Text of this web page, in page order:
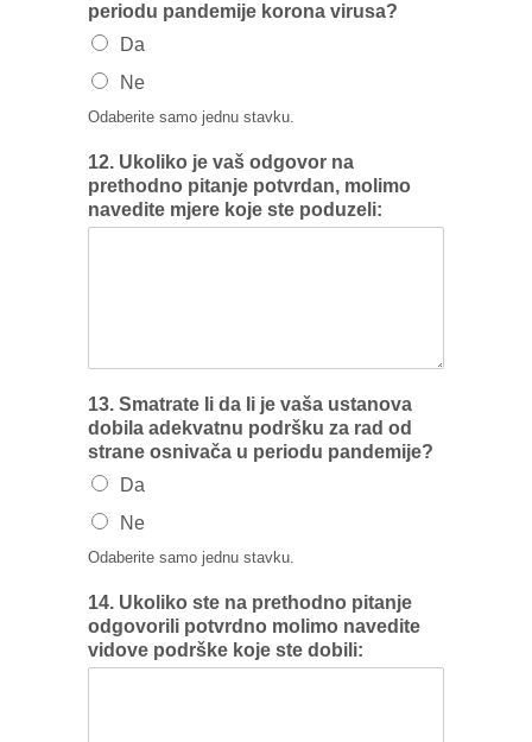
periodu pandemije korona virusa?
Da
Ne
Odaberite samo jednu stavku.
12. Ukoliko je vaš odgovor na
prethodno pitanje potvrdan, molimo
navedite mjere koje ste poduzeli:
13. Smatrate Ii da Ii je vaša ustanova
dobila adekvatnu podršku za rad od
strane osnivača u periodu pandemije?
Da
Ne
Odaberite samo jednu stavku.
14. Ukoliko ste na prethodno pitanje
odgovorili potvrdno molimo navedite
vidove podrške koje ste dobili: